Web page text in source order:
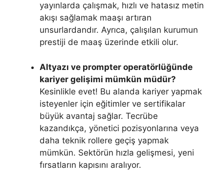
yayınlarda çalışmak, hızlı ve hatasız metin
akışı sağlamak maaşı artıran
unsurlardandır. Ayrıca, çalışılan kurumun
prestiji de maaş üzerinde etkili olur.
Altyazı ve prompter operatörlüğünde
kariyer gelişimi mümkün müdür?
Kesinlikle evet! Bu alanda kariyer yapmak
isteyenler için eğitimler ve sertifikalar
büyük avantaj sağlar. Tecrübe
kazandıkça, yönetici pozisyonlarına veya
daha teknik rollere geçiş yapmak
mümkün. Sektörün hızla gelişmesi, yeni
fırsatların kapısını aralıyor.